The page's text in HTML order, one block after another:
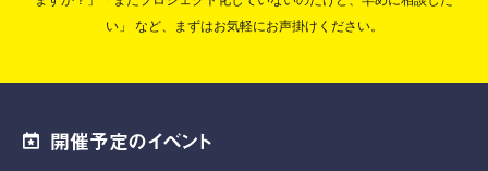
い」
など、まずはお気軽にお声掛けください。
開催予定のイベント